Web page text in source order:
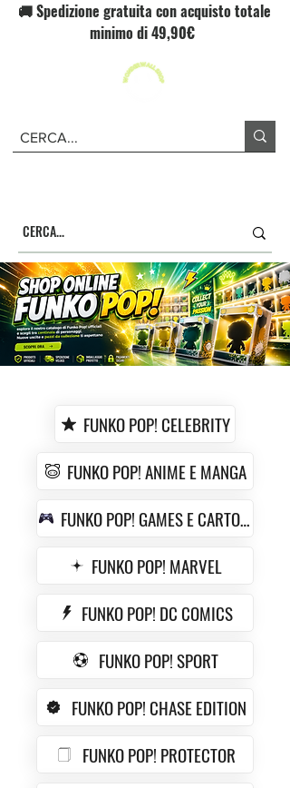
🚚 Spedizione gratuita con acquisto totale
minimo di 49,90€
FUNKO POP! CELEBRITY
FUNKO POP! ANIME E MANGA
FUNKO POP! GAMES E CARTOON
FUNKO POP! MARVEL
FUNKO POP! DC COMICS
FUNKO POP! SPORT
FUNKO POP! CHASE EDITION
FUNKO POP! PROTECTOR